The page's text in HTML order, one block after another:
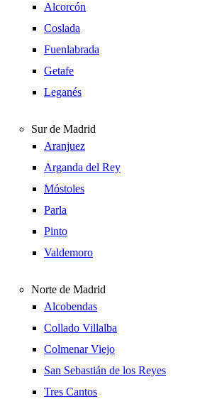
Alcorcón
Coslada
Fuenlabrada
Getafe
Leganés
Sur de Madrid
Aranjuez
Arganda del Rey
Móstoles
Parla
Pinto
Valdemoro
Norte de Madrid
Alcobendas
Collado Villalba
Colmenar Viejo
San Sebastián de los Reyes
Tres Cantos